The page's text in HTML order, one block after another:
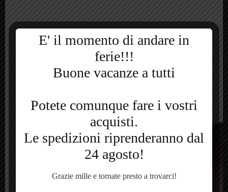
Jodie
180,00
E' il momento di andare in
ferie!!!
Buone vacanze a tutti
Potete comunque fare i vostri
acquisti.
Le spedizioni riprenderanno dal
24 agosto!
Grazie mille e tornate presto a trovarci!